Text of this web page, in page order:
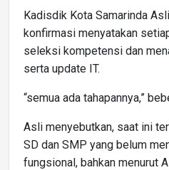
Kadisdik Kota Samarinda
konfirmasi menyatakan
seleksi kompetensi dan
serta update IT.
“semua ada tahapannya,”
Asli menyebutkan, saat ini
SD dan SMP yang belum
fungsional, bahkan menurut